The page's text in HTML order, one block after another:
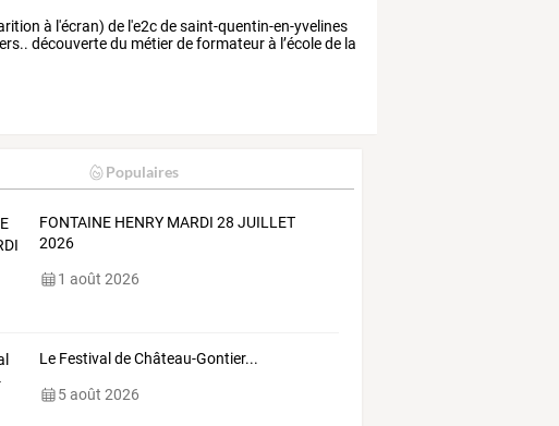
à l'écran) de l'e2c de saint-quentin-en-yvelines
découverte du métier de formateur à l’école de la
Populaires
FONTAINE HENRY MARDI 28 JUILLET
2026
1 août 2026
Le Festival de Château-Gontier...
5 août 2026